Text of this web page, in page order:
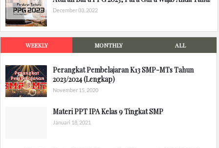
December 03, 2022
WEEKLY MONTHLY ALL
Perangkat Pembelajaran K13 SMP-MTs Tahun
2023/2024 (Lengkap)
November 15, 2020
Materi PPT IPA Kelas 9 Tingkat SMP
Januari 18, 2021